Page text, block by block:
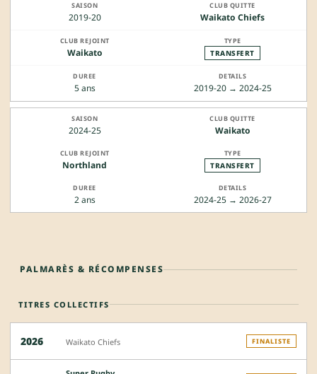
2019-20 Waikato Chiefs
Waikato TRANSFERT
5 ans 2019-20 → 2024-25
2024-25 Waikato
Northland TRANSFERT
2 ans 2024-25 → 2026-27
PALMARÈS & RÉCOMPENSES
TITRES COLLECTIFS
2026 Waikato Chiefs FINALISTE